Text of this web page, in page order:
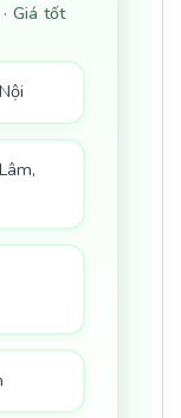
Giá tốt